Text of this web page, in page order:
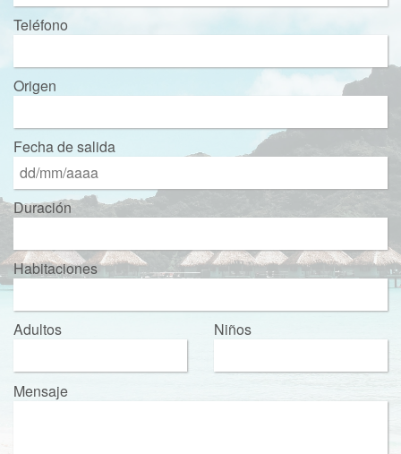
Teléfono
Origen
Fecha de salida
Duración
Habitaciones
Adultos Niños
Mensaje